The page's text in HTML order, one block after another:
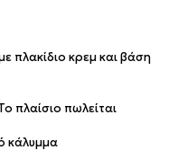
πλακίδιο κρεμ και βάση
πλαίσιο πωλείται
κάλυμμα